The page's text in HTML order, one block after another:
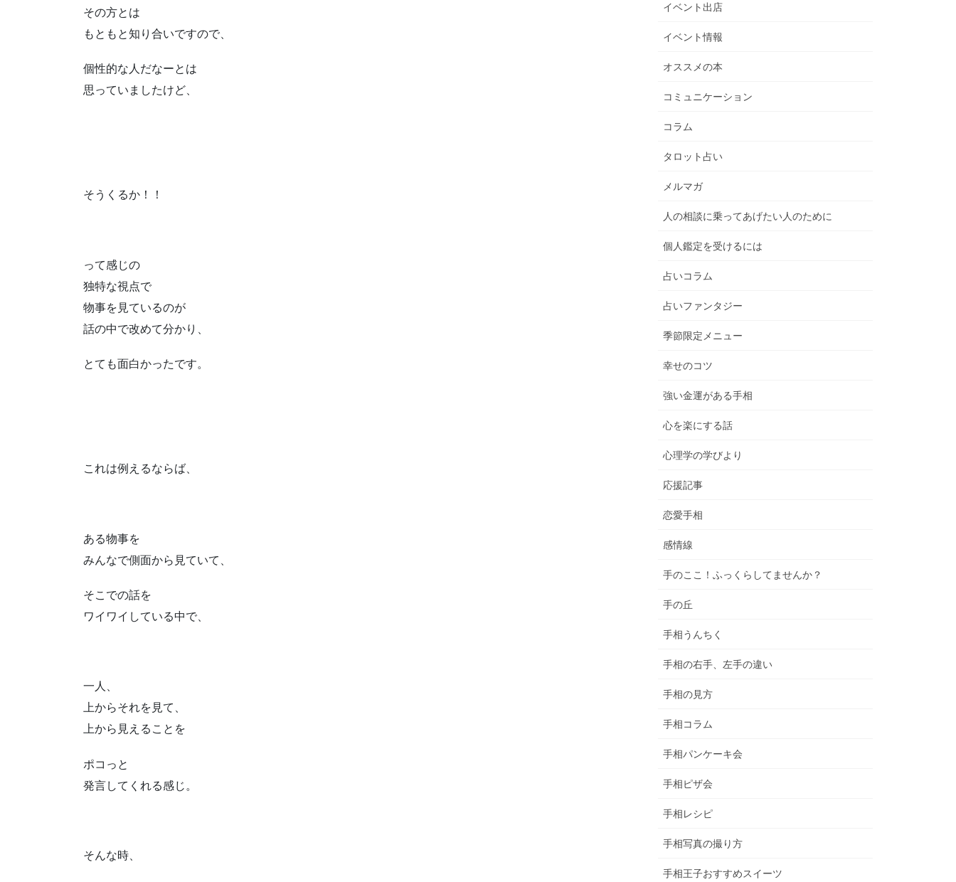
その方とは
もともと知り合いですので、
個性的な人だなーとは
思っていましたけど、
そうくるか！！
って感じの
独特な視点で
物事を見ているのが
話の中で改めて分かり、
とても面白かったです。
これは例えるならば、
ある物事を
みんなで側面から見ていて、
そこでの話を
ワイワイしている中で、
一人、
上からそれを見て、
上から見えることを
ポコっと
発言してくれる感じ。
そんな時、
イベント出店
イベント情報
オススメの本
コミュニケーション
コラム
タロット占い
メルマガ
人の相談に乗ってあげたい人のために
個人鑑定を受けるには
占いコラム
占いファンタジー
季節限定メニュー
幸せのコツ
強い金運がある手相
心を楽にする話
心理学の学びより
応援記事
恋愛手相
感情線
手のここ！ふっくらしてませんか？
手の丘
手相うんちく
手相の右手、左手の違い
手相の見方
手相コラム
手相パンケーキ会
手相ピザ会
手相レシピ
手相写真の撮り方
手相王子おすすめスイーツ